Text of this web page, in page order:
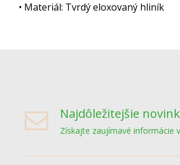
• Materiál: Tvrdý eloxovaný hliník
Najdôležitejšie
Získajte zaujímavé informácie